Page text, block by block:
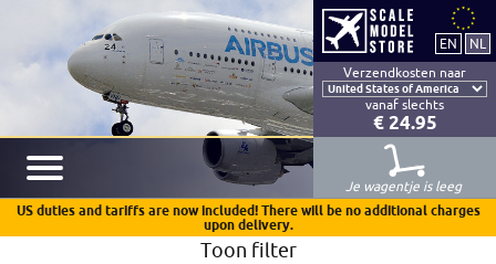
Verzendkosten naar
vanaf slechts
€ 24.95
Je wagentje is leeg
US duties and tariffs are now included! There will be no additional charges
upon delivery.
Toon filter